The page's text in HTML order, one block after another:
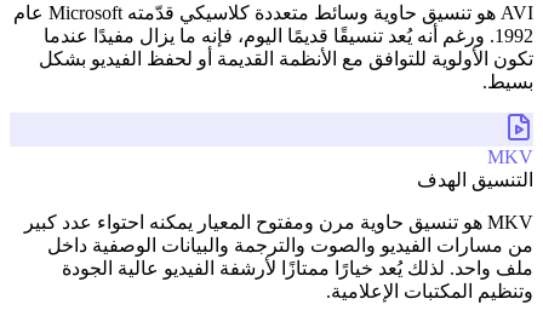
AVI هو تنسيق حاوية وسائط متعددة كلاسيكي قدّمته Microsoft عام
1992. ورغم أنه يُعد تنسيقًا قديمًا اليوم، فإنه ما يزال مفيدًا عندما
تكون الأولوية للتوافق مع الأنظمة القديمة أو لحفظ الفيديو بشكل
بسيط.
MKV
التنسيق الهدف
MKV هو تنسيق حاوية مرن ومفتوح المعيار يمكنه احتواء عدد كبير
من مسارات الفيديو والصوت والترجمة والبيانات الوصفية داخل
ملف واحد. لذلك يُعد خيارًا ممتازًا لأرشفة الفيديو عالية الجودة
وتنظيم المكتبات الإعلامية.